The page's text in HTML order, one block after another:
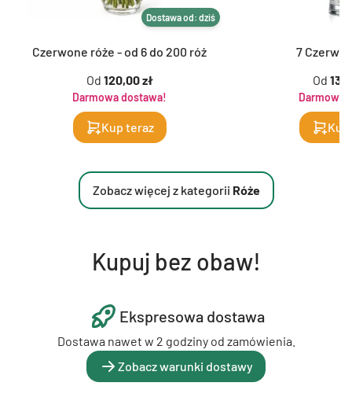
Dostawa od: dziś
Czerwone róże - od 6 do 200 róż
Od 120,00 zł
Darmowa dostawa!
Kup teraz
7
Od
Darmowa
Zobacz więcej z kategorii Róże
Kupuj bez obaw!
Ekspresowa dostawa
Dostawa nawet w 2 godziny od zamówienia.
Zobacz warunki dostawy